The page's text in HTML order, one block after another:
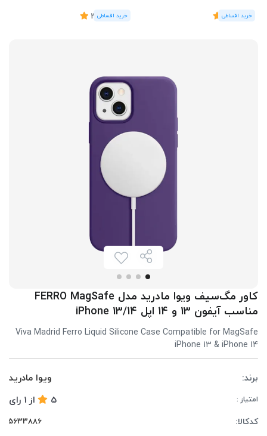
(1رای)
5
(2 رای)
3.5
کاور مگ‌سیف ویوا مادرید مدل FERRO MagSafe
مناسب آیفون 13 و 14 اپل iPhone 13/14
Viva Madrid Ferro Liquid Silicone Case Compatible for MagSafe
iPhone 13 & iPhone 14
برند: ویوا مادرید
امتیاز : 5 از1 رای
کدکالا: